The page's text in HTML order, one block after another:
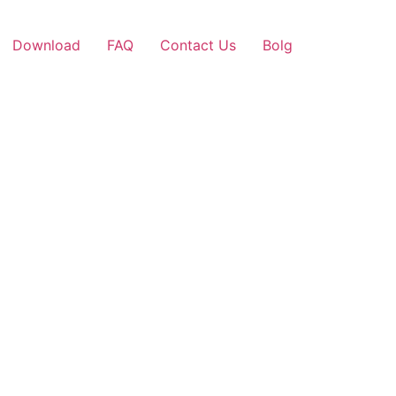
Download FAQ Contact Us Bolg